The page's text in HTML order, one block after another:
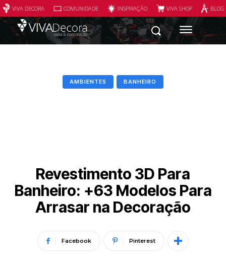
VIVA DECORA COMUNIDADE INSPIRAÇÃO VIVA SHOP
AMBIENTES BANHEIRO
Revestimento 3D Para
Banheiro: +63 Modelos Para
Arrasar na Decoração
Facebook Pinterest